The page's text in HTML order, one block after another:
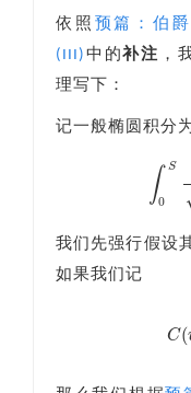
依照 预篇：伯
(III) 中的补注 ，
理写下：
记一般椭圆积分
∫ S
0
∫
我们先强行假设
如果我们记
C(